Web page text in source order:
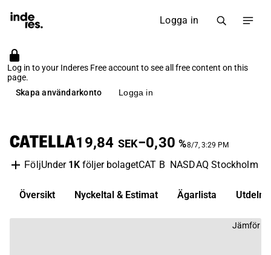
Logga in
Log in to your Inderes Free account to see all free content on this
page.
Skapa användarkonto
Logga in
CATELLA19,84 SEK−0,30 %8/7, 3:29 PM
FöljUnder 1K följer bolagetCAT B NASDAQ Stockholm
Översikt Nyckeltal & Estimat Ägarlista
Jämför